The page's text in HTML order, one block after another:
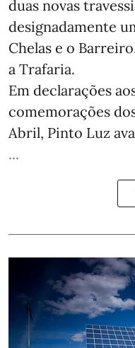
duas novas
designadamente
Chelas e o
a Trafaria.
Em declarações
comemorações
Abril, Pinto Luz
...